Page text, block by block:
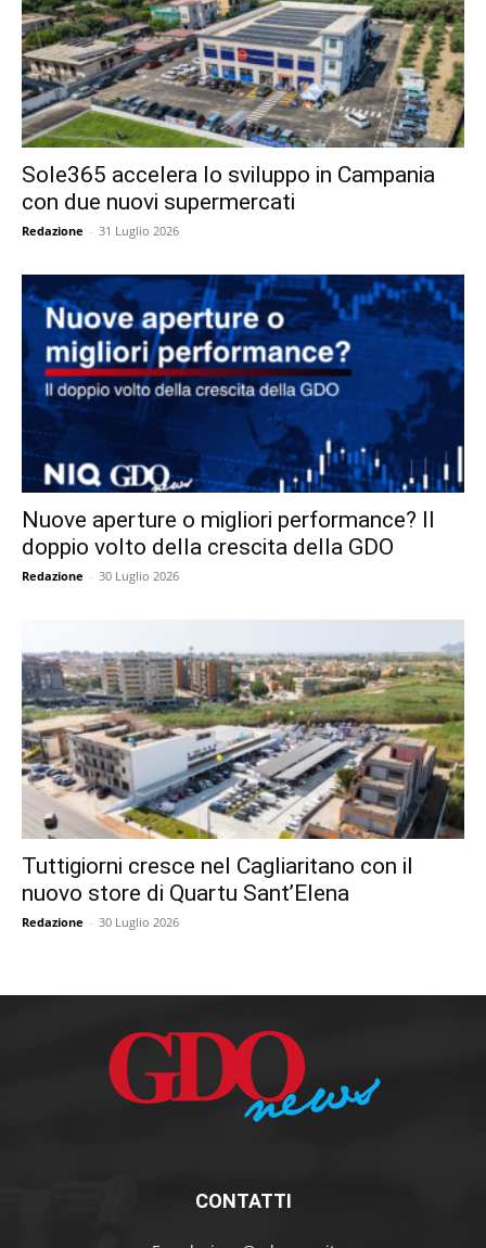
Sole365 accelera lo sviluppo in Campania
con due nuovi supermercati
Redazione - 31 Luglio 2026
Nuove aperture o migliori performance? Il
doppio volto della crescita della GDO
Redazione - 30 Luglio 2026
Tuttigiorni cresce nel Cagliaritano con il
nuovo store di Quartu Sant’Elena
Redazione - 30 Luglio 2026
CONTATTI